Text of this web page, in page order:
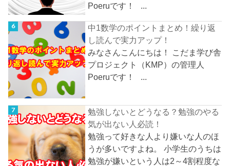
Poeruです！ ...
中1数学のポイントまとめ！繰り返
し読んで実力アップ！
みなさんこんにちは！ こだま学び舎
プロジェクト（KMP）の管理人
Poeruです！ ...
勉強しないとどうなる？勉強のやる
気が出ない人必読！
勉強って好きな人より嫌いな人のほ
うが多いですよね。 小学生のうちは
勉強が嫌いという人は2～4割程度な